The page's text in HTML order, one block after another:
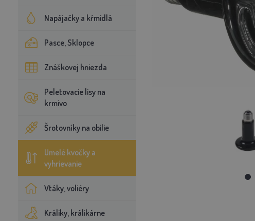
Napájačky a kŕmidlá
Pasce, Sklopce
Znáškovej hniezda
Peletovacie lisy na
krmivo
Šrotovníky na obilie
Umelé kvočky a
vyhrievanie
Vtáky, voliéry
Králiky, králikárne